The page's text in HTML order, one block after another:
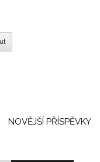
NOVĚJŠÍ PŘÍSPĚVKY